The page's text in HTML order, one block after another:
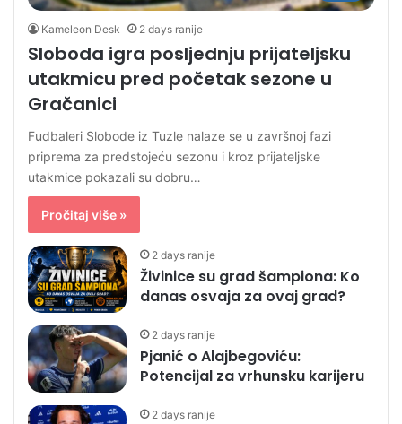
Kameleon Desk 2 days ranije
Sloboda igra posljednju prijateljsku
utakmicu pred početak sezone u
Gračanici
Fudbaleri Slobode iz Tuzle nalaze se u završnoj fazi
priprema za predstojeću sezonu i kroz prijateljske
utakmice pokazali su dobru…
Pročitaj više »
2 days ranije
Živinice su grad šampiona: Ko
danas osvaja za ovaj grad?
2 days ranije
Pjanić o Alajbegoviću:
Potencijal za vrhunsku karijeru
2 days ranije